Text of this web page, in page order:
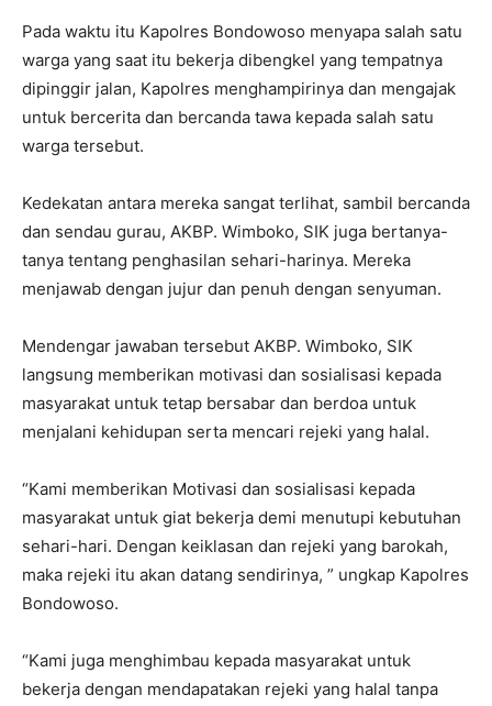
Pada waktu itu Kapolres Bondowoso menyapa salah satu
warga yang saat itu bekerja dibengkel yang tempatnya
dipinggir jalan, Kapolres menghampirinya dan mengajak
untuk bercerita dan bercanda tawa kepada salah satu
warga tersebut.
Kedekatan antara mereka sangat terlihat, sambil bercanda
dan sendau gurau, AKBP. Wimboko, SIK juga bertanya-
tanya tentang penghasilan sehari-harinya. Mereka
menjawab dengan jujur dan penuh dengan senyuman.
Mendengar jawaban tersebut AKBP. Wimboko, SIK
langsung memberikan motivasi dan sosialisasi kepada
masyarakat untuk tetap bersabar dan berdoa untuk
menjalani kehidupan serta mencari rejeki yang halal.
“Kami memberikan Motivasi dan sosialisasi kepada
masyarakat untuk giat bekerja demi menutupi kebutuhan
sehari-hari. Dengan keiklasan dan rejeki yang barokah,
maka rejeki itu akan datang sendirinya, ” ungkap Kapolres
Bondowoso.
“Kami juga menghimbau kepada masyarakat untuk
bekerja dengan mendapatakan rejeki yang halal tanpa